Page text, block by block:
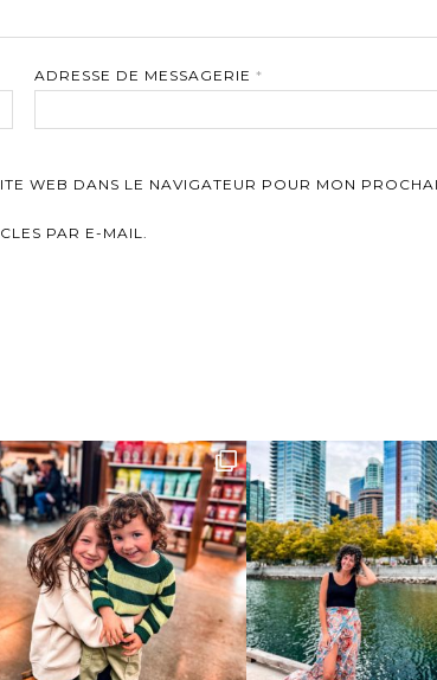
ADRESSE DE MESSAGERIE *
WEB DANS LE NAVIGATEUR POUR MON
PAR E-MAIL.